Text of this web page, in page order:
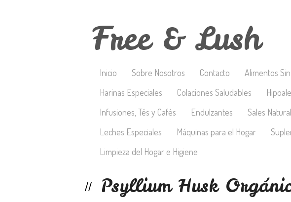
Free & Lush
Inicio Sobre Nosotros Contacto Alimentos
Harinas Especiales
Colaciones Saludables
Infusiones, Tés y Cafés
Endulzantes Sales
Leches Especiales
Máquinas para el Hogar
Limpieza del Hogar e Higiene
Psyllium Husk